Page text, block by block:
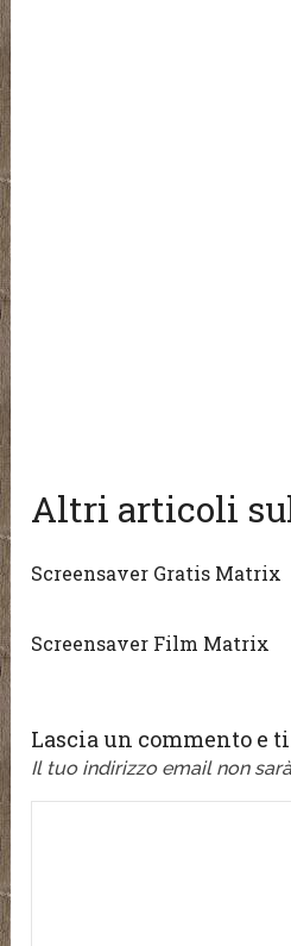
Altri articoli
Screensaver Gratis Matrix
Screensaver Film Matrix
Lascia un commento e
Il tuo indirizzo email non